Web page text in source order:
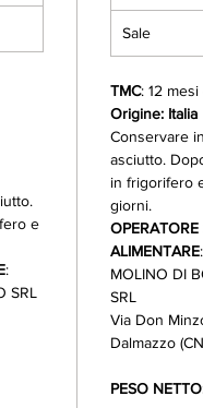
e
:
SRL
Sale
TMC: 12
Origine: Italia
Conservare
asciutto.
in frigorifero
giorni.
OPERATORE
ALIMENTARE:
MOLINO DI
SRL
Via Don
Dalmazzo
PESO